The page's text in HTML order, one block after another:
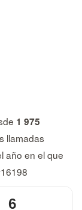
1 975
llamadas
año en el que
6